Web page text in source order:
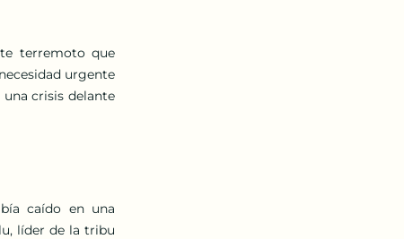
terremoto que
urgente
una crisis delante
caído en una
líder de la tribu